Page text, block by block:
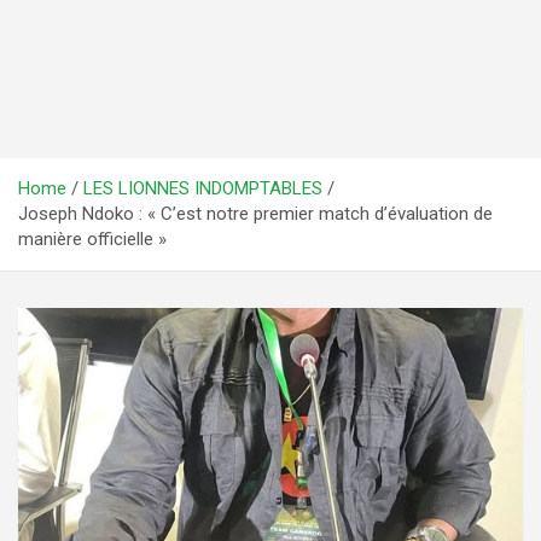
Home
LES LIONNES INDOMPTABLES
Joseph Ndoko : « C’est notre premier match d’évaluation de
manière officielle »